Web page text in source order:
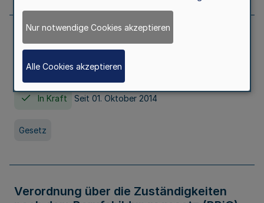
Gesetz über die Hochschulen des Landes
Nordrhein-Westfalen (Hochschulgesetz -
HG)
In Kraft Seit 01. Oktober 2014
Gesetz
Verordnung über die Zuständigkeiten
Nur notwendige Cookies akzeptieren
Alle Cookies akzeptieren